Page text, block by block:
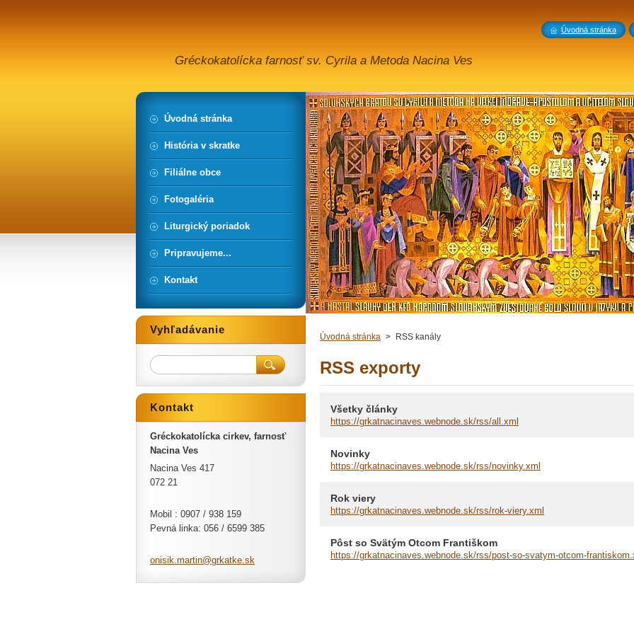
Gréckokatolícka farnosť sv. Cyrila a Metoda Nacina Ves
Úvodná stránka > RSS kanály
RSS exporty
Všetky články
https://grkatnacinaves.webnode.sk/rss/all.xml
Novinky
https://grkatnacinaves.webnode.sk/rss/novinky.xml
Rok viery
https://grkatnacinaves.webnode.sk/rss/rok-viery.xml
Pôst so Svätým Otcom Františkom
https://grkatnacinaves.webnode.sk/rss/post-so-svatym-otcom-
Úvodná stránka
História v skratke
Filiálne obce
Fotogaléria
Liturgický poriadok
Pripravujeme...
Kontakt
Vyhľadávanie
Kontakt
Gréckokatolícka cirkev, farnosť
Nacina Ves
Nacina Ves 417
072 21
Mobil : 0907 / 938 159
Pevná linka: 056 / 6599 385
onisik.martin@grkatke.sk
Úvodná stránka